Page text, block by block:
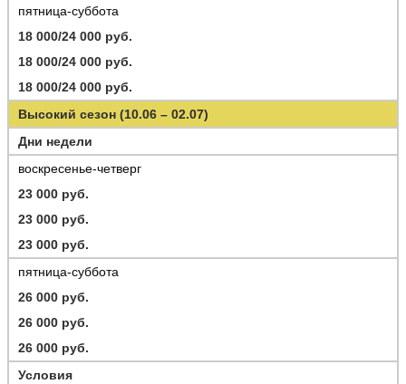
пятница-суббота
18 000/24 000 руб.
18 000/24 000 руб.
18 000/24 000 руб.
Высокий сезон (10.06 – 02.07)
Дни недели
воскресенье-четверг
23 000 руб.
23 000 руб.
23 000 руб.
пятница-суббота
26 000 руб.
26 000 руб.
26 000 руб.
Условия